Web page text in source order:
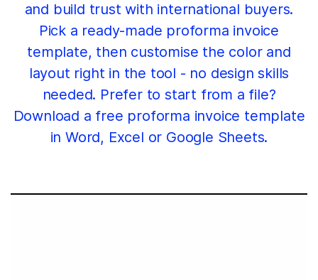
and build trust with international buyers.
Pick a ready-made proforma invoice
template, then customise the color and
layout right in the tool - no design skills
needed. Prefer to start from a file?
Download a free proforma invoice template
in Word, Excel or Google Sheets.